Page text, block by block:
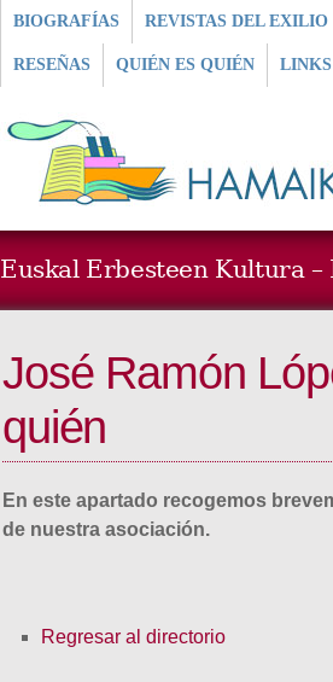
BIOGRAFÍAS REVISTAS DEL EXILIO
RESEÑAS QUIÉN ES QUIÉN LINKS
Euskal Erbesteen Kultura –
José Ramón
quién
En este apartado recogemos
de nuestra asociación.
Regresar al directorio